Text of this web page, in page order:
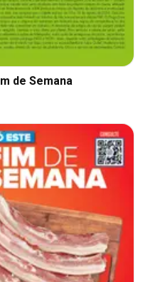
de Semana